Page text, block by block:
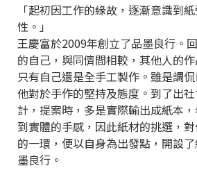
「起初因工作的緣故，逐漸意識到
性。」
王慶富於2009年創立了品墨良行。
的自己，與同儕間相較，其他人的作
只有自己還是全手工製作。雖是調
他對於手作的堅持及態度。到了出
計，提案時，多是實際輸出成紙本
到實體的手感，因此紙材的挑選，
的一環，便以自身為出發點，開設
墨良行。